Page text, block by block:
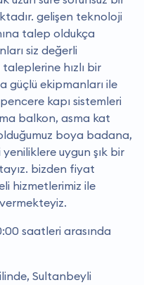
gelişen teknoloji
talep oldukça
siz değerli
hızlı bir
güçlü ekipmanları ile
kapı sistemleri
balkon, asma kat
boya badana,
uygun şık bir
bizden fiyat
hizmetlerimiz ile
saatleri arasında
Sultanbeyli